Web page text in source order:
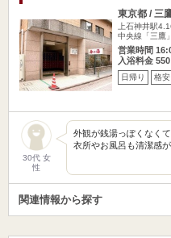
東京都 / 三
上石神井駅
中央線「三鷹
営業時間
入浴料金
日帰り 格安
30代 女
性
外観が銭湯っぽくなく
衣所やお風呂も清潔感
関連情報から探す